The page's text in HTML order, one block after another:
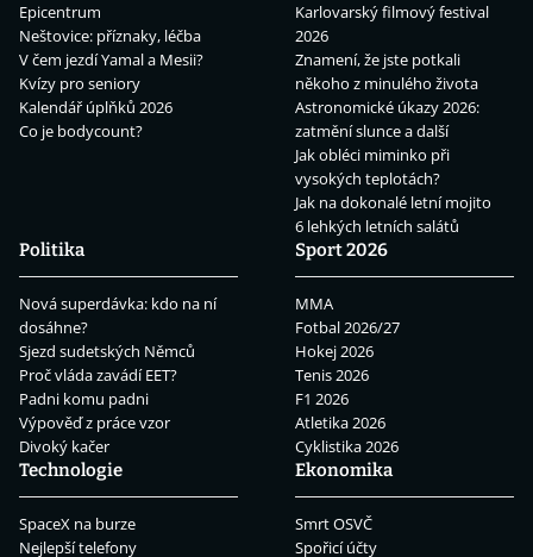
Epicentrum
Neštovice: příznaky, léčba
V čem jezdí Yamal a Mesii?
Kvízy pro seniory
Kalendář úplňků 2026
Co je bodycount?
Karlovarský filmový festival
2026
Znamení, že jste potkali
někoho z minulého života
Astronomické úkazy 2026:
zatmění slunce a další
Jak obléci miminko při
vysokých teplotách?
Jak na dokonalé letní mojito
6 lehkých letních salátů
Politika
Nová superdávka: kdo na ní
dosáhne?
Sjezd sudetských Němců
Proč vláda zavádí EET?
Padni komu padni
Výpověď z práce vzor
Divoký kačer
Sport 2026
MMA
Fotbal 2026/27
Hokej 2026
Tenis 2026
F1 2026
Atletika 2026
Cyklistika 2026
Technologie
SpaceX na burze
Nejlepší telefony
Ekonomika
Smrt OSVČ
Spořicí účty